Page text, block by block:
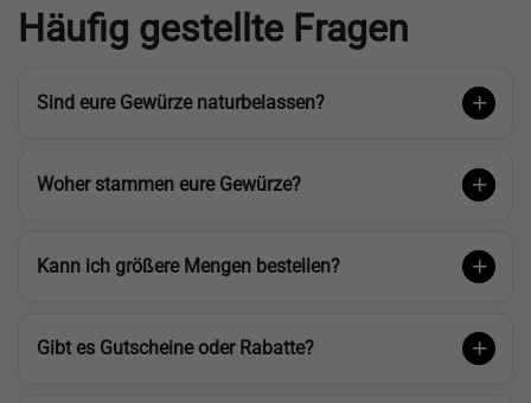
Häufig gestellte Fragen
Sind eure Gewürze naturbelassen?
Woher stammen eure Gewürze?
Kann ich größere Mengen bestellen?
Gibt es Gutscheine oder Rabatte?